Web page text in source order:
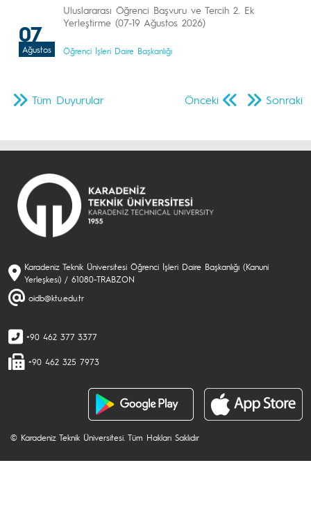
07
Ağustos
Uluslararası Öğrenci Başvuru ve Tercih 2. Ek
Yerleştirme (07-19 Ağustos 2026)
Öğrenci İşleri Daire Başkanlığı
Önceki Sonraki
Tüm Duyurular
Karadeniz Teknik Üniversitesi Öğrenci İşleri Daire Başkanlığı (Kanuni
Yerleşkesi) / 61080-TRABZON
oidb@ktu.edu.tr
+90 462 377 3377
+90 462 325 7973
© Karadeniz Teknik Üniversitesi. Tüm Hakları Saklıdır